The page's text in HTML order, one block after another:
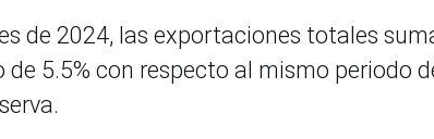
de 2024, las exportaciones totales
5.5% con respecto al mismo periodo